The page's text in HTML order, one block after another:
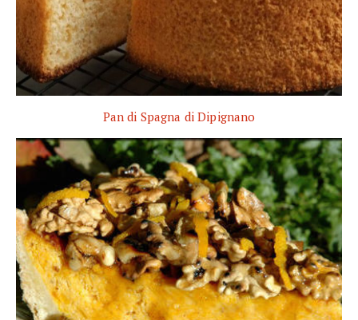
Pan di Spagna di Dipignano